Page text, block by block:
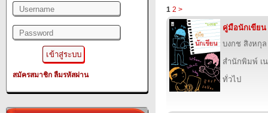
สมัครสมาชิก ลืมรหัสผ่าน
1 2 >
คู่มือนักเขียน
บงกช สิงหกุล
สำนักพิมพ์ เ
ทั่วไป